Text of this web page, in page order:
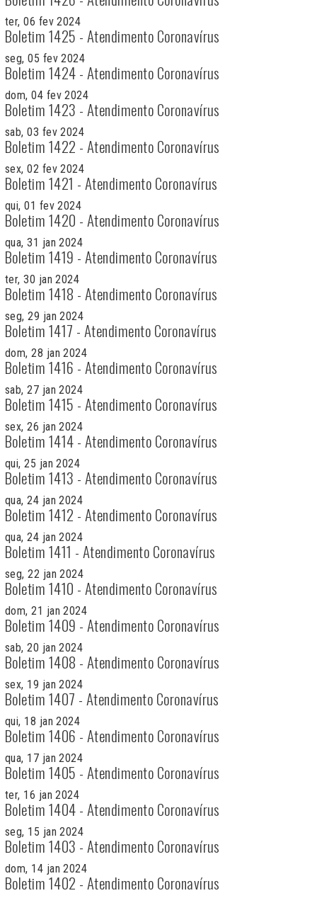
ter, 06 fev 2024
Boletim 1425 - Atendimento Coronavírus
seg, 05 fev 2024
Boletim 1424 - Atendimento Coronavírus
dom, 04 fev 2024
Boletim 1423 - Atendimento Coronavírus
sab, 03 fev 2024
Boletim 1422 - Atendimento Coronavírus
sex, 02 fev 2024
Boletim 1421 - Atendimento Coronavírus
qui, 01 fev 2024
Boletim 1420 - Atendimento Coronavírus
qua, 31 jan 2024
Boletim 1419 - Atendimento Coronavírus
ter, 30 jan 2024
Boletim 1418 - Atendimento Coronavírus
seg, 29 jan 2024
Boletim 1417 - Atendimento Coronavírus
dom, 28 jan 2024
Boletim 1416 - Atendimento Coronavírus
sab, 27 jan 2024
Boletim 1415 - Atendimento Coronavírus
sex, 26 jan 2024
Boletim 1414 - Atendimento Coronavírus
qui, 25 jan 2024
Boletim 1413 - Atendimento Coronavírus
qua, 24 jan 2024
Boletim 1412 - Atendimento Coronavírus
qua, 24 jan 2024
Boletim 1411 - Atendimento Coronavírus
seg, 22 jan 2024
Boletim 1410 - Atendimento Coronavírus
dom, 21 jan 2024
Boletim 1409 - Atendimento Coronavírus
sab, 20 jan 2024
Boletim 1408 - Atendimento Coronavírus
sex, 19 jan 2024
Boletim 1407 - Atendimento Coronavírus
qui, 18 jan 2024
Boletim 1406 - Atendimento Coronavírus
qua, 17 jan 2024
Boletim 1405 - Atendimento Coronavírus
ter, 16 jan 2024
Boletim 1404 - Atendimento Coronavírus
seg, 15 jan 2024
Boletim 1403 - Atendimento Coronavírus
dom, 14 jan 2024
Boletim 1402 - Atendimento Coronavírus